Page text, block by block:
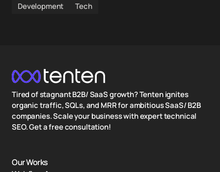
Development Tech
Tired of stagnant B2B/ SaaS growth? Tenten ignites
organic traffic, SQLs, and MRR for ambitious SaaS/ B2B
companies. Scale your business with expert technical
SEO. Get a free consultation!
Our Works